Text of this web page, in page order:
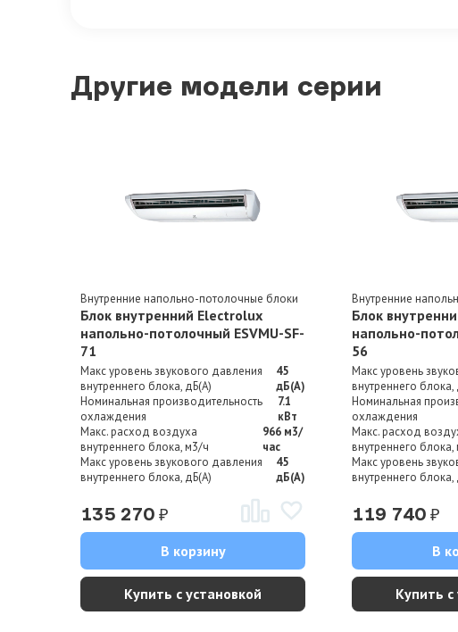
Другие модели серии
Внутренние напольно-потолочные блоки
Блок внутренний Electrolux
напольно-потолочный ESVMU-SF-
71
Макс уровень звукового давления
внутреннего блока, дБ(А)
45
дБ(А)
Номинальная производительность
охлаждения
7.1
кВт
Макс. расход воздуха
внутреннего блока, м3/ч
966 м3/
час
Макс уровень звукового давления
внутреннего блока, дБ(А)
45
дБ(А)
135 270₽
В корзину
Купить с установкой
Внутренние
Блок
напольно-
56
Макс уровень
внутреннего блока,
Номинальная
охлаждения
Макс. расход
внутреннего блока,
Макс уровень
внутреннего блока,
119 740₽
В
Купить с